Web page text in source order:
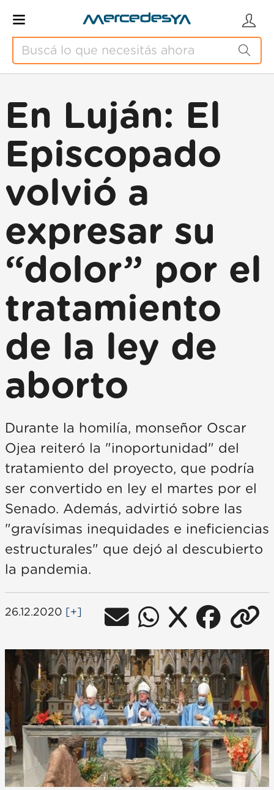
En Luján: El
Episcopado
volvió a
expresar su
“dolor” por el
tratamiento
de la ley de
aborto
Durante la homilía, monseñor Oscar
Ojea reiteró la "inoportunidad" del
tratamiento del proyecto, que podría
ser convertido en ley el martes por el
Senado. Además, advirtió sobre las
"gravísimas inequidades e ineficiencias
estructurales" que dejó al descubierto
la pandemia.
26.12.2020 [+]